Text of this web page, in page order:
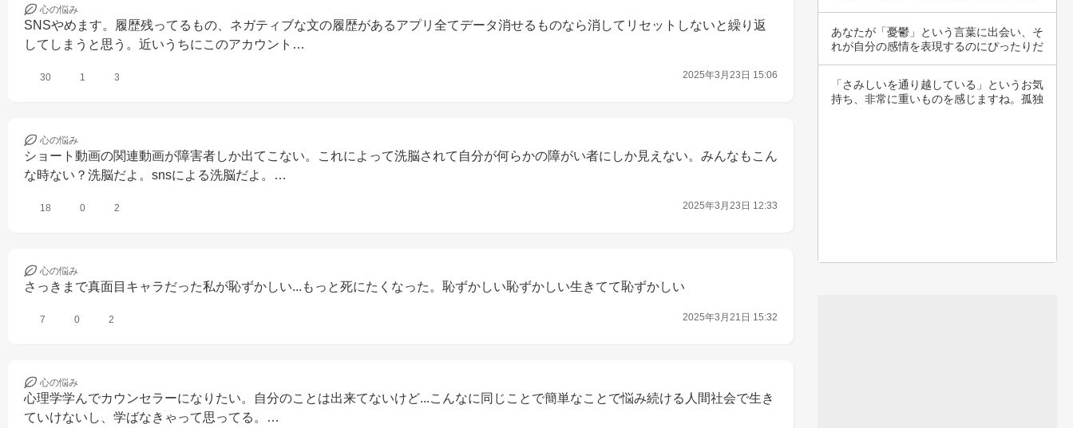
心の悩み
SNSやめます。履歴残ってるもの、ネガティブな文の履歴があるアプリ全てデータ消せるものなら消してリセットしないと繰り返
してしまうと思う。近いうちにこのアカウント…
30 1 3 2025年3月23日 15:06
心の悩み
ショート動画の関連動画が障害者しか出てこない。これによって洗脳されて自分が何らかの障がい者にしか見えない。みんなもこん
な時ない？洗脳だよ。snsによる洗脳だよ。…
18 0 2 2025年3月23日 12:33
心の悩み
さっきまで真面目キャラだった私が恥ずかしい...もっと死にたくなった。恥ずかしい恥ずかしい生きてて恥ずかしい
7 0 2 2025年3月21日 15:32
心の悩み
心理学学んでカウンセラーになりたい。自分のことは出来てないけど...こんなに同じことで簡単なことで悩み続ける人間社会で生き
ていけないし、学ばなきゃって思ってる。…
あなたが「憂鬱」という言葉に出会い、そ
れが自分の感情を表現するのにぴったりだ
「さみしいを通り越している」というお気
持ち、非常に重いものを感じますね。孤独